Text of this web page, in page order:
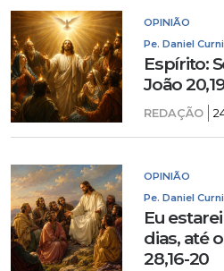
OPINIÃO
Pe. Daniel
Espírito:
João
REDAÇÃO
OPINIÃO
Pe. Daniel
Eu
dias, até
28,16-20